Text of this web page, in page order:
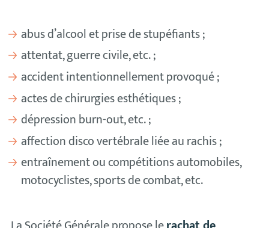
abus d’alcool et prise de stupéfiants ;
attentat, guerre civile, etc. ;
accident intentionnellement provoqué ;
actes de chirurgies esthétiques ;
dépression burn-out, etc. ;
affection disco vertébrale liée au rachis ;
entraînement ou compétitions automobiles,
motocyclistes, sports de combat, etc.